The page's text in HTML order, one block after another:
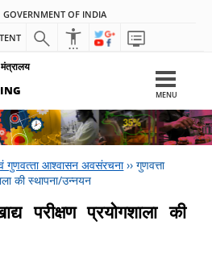
GOVERNMENT OF INDIA
मंत्रालय
MENU
गुणवत्‍ता आश्‍वासन अवसंरचना››गुणवत्ता
की स्थापना/उन्नयन
परीक्षण प्रयोगशाला की